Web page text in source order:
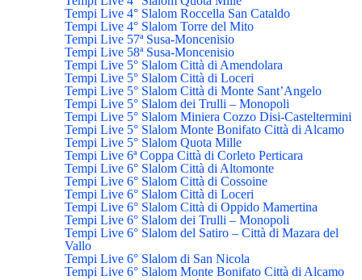
Tempi Live 4° Slalom Roccella San Cataldo
Tempi Live 4° Slalom Torre del Mito
Tempi Live 57ª Susa-Moncenisio
Tempi Live 58ª Susa-Moncenisio
Tempi Live 5° Slalom Città di Amendolara
Tempi Live 5° Slalom Città di Loceri
Tempi Live 5° Slalom Città di Monte Sant’Angelo
Tempi Live 5° Slalom dei Trulli – Monopoli
Tempi Live 5° Slalom Miniera Cozzo Disi-Casteltermini
Tempi Live 5° Slalom Monte Bonifato Città di Alcamo
Tempi Live 5° Slalom Quota Mille
Tempi Live 6ª Coppa Città di Corleto Perticara
Tempi Live 6° Slalom Città di Altomonte
Tempi Live 6° Slalom Città di Cossoine
Tempi Live 6° Slalom Città di Loceri
Tempi Live 6° Slalom Città di Oppido Mamertina
Tempi Live 6° Slalom dei Trulli – Monopoli
Tempi Live 6° Slalom del Satiro – Città di Mazara del
Vallo
Tempi Live 6° Slalom di San Nicola
Tempi Live 6° Slalom Monte Bonifato Città di Alcamo